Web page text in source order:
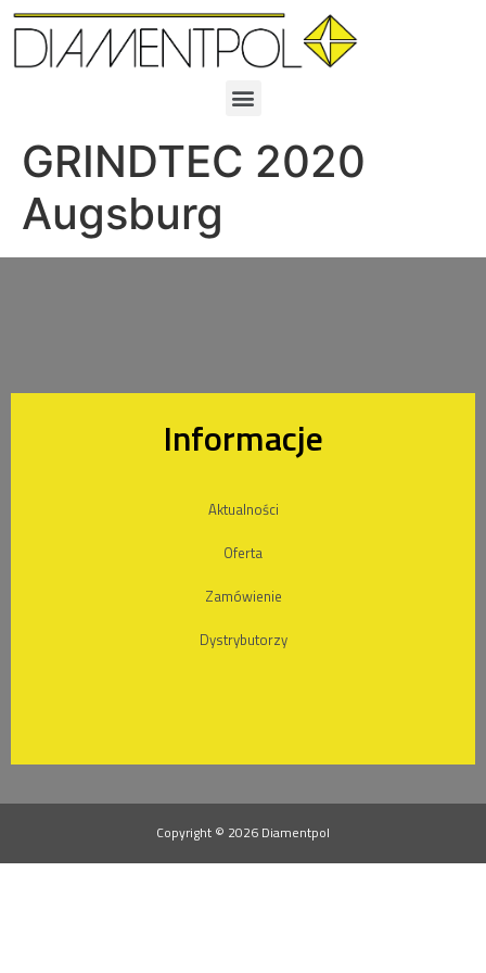
GRINDTEC 2020
Augsburg
Informacje
Aktualności
Oferta
Zamówienie
Dystrybutorzy
Copyright © 2026 Diamentpol